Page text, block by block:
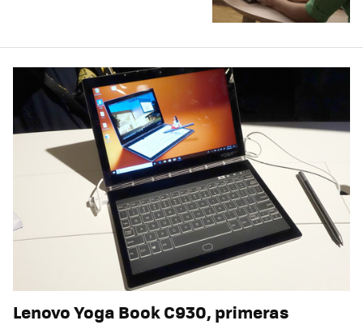
Lenovo Yoga Book C930, primeras